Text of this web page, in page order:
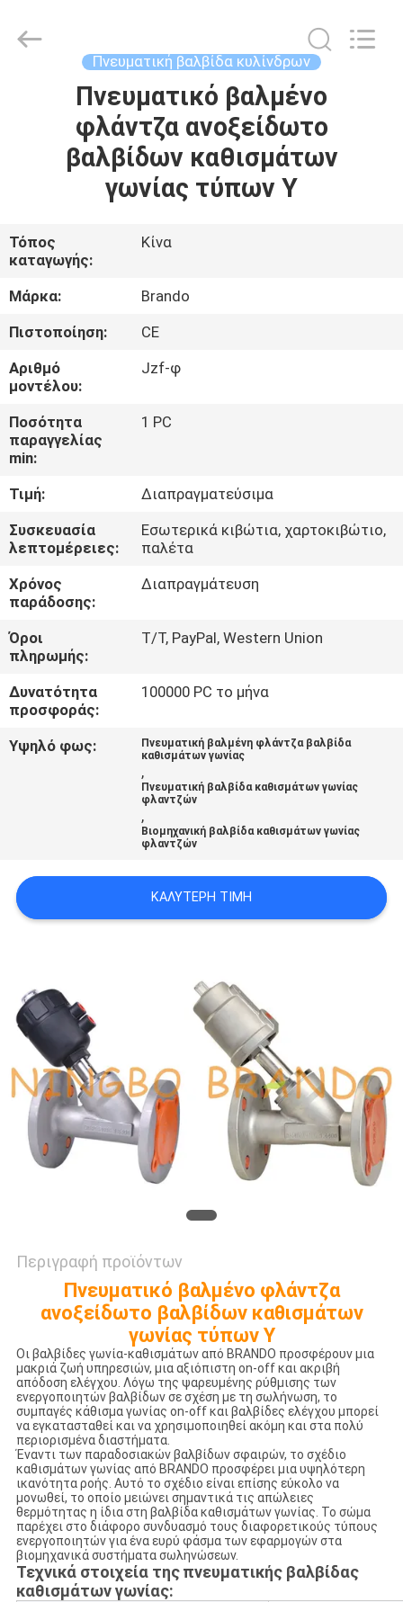
ΠΡΟΪΌΝΤΑ
ΜΕ
ΕΜΆΣ
ΕΠΙΣΚΈΨΕΙΣ
ΣΤΟ
ΕΡΓΟΣΤΆΣΙΟ
ΈΛΕΓΧΟΣ
ΠΟΙΌΤΗΤΑΣ
ΕΠΙΚΟΙΝΩΝΉΣΤΕ
ΜΑΖΊ
ΜΑΣ
ΖΗΤΉΣΤΕ
ΜΙΑ
ΠΡΟΣΦΟΡΆ
ΠΟΛΙΤΙΚΉ
Πνευματική βαλβίδα κυλίνδρων
Πνευματικό βαλμένο
φλάντζα ανοξείδωτο
βαλβίδων καθισμάτων
γωνίας τύπων Υ
Τόπος
καταγωγής:
Κίνα
Μάρκα:
Brando
Πιστοποίηση:
CE
Αριθμό
μοντέλου:
Jzf-φ
Ποσότητα
παραγγελίας
min:
1 PC
Τιμή:
Διαπραγματεύσιμα
Συσκευασία
λεπτομέρειες:
Εσωτερικά κιβώτια, χαρτοκιβώτιο,
παλέτα
Χρόνος
παράδοσης:
Διαπραγμάτευση
Όροι
πληρωμής:
T/T, PayPal, Western Union
Δυνατότητα
προσφοράς:
100000 PC το μήνα
Υψηλό φως:
Πνευματική βαλμένη φλάντζα βαλβίδα
καθισμάτων γωνίας
,
Πνευματική βαλβίδα καθισμάτων γωνίας
φλαντζών
,
Βιομηχανική βαλβίδα καθισμάτων γωνίας
φλαντζών
ΚΑΛΎΤΕΡΗ ΤΙΜΉ
Περιγραφή προϊόντων
Πνευματικό βαλμένο φλάντζα
ανοξείδωτο βαλβίδων καθισμάτων
γωνίας τύπων Υ
Οι βαλβίδες γωνία-καθισμάτων από BRANDO προσφέρουν μια
μακριά ζωή υπηρεσιών, μια αξιόπιστη on-off και ακριβή
απόδοση ελέγχου. Λόγω της ψαρευμένης ρύθμισης των
ενεργοποιητών βαλβίδων σε σχέση με τη σωλήνωση, το
συμπαγές κάθισμα γωνίας on-off και βαλβίδες ελέγχου μπορεί
να εγκατασταθεί και να χρησιμοποιηθεί ακόμη και στα πολύ
περιορισμένα διαστήματα.
Έναντι των παραδοσιακών βαλβίδων σφαιρών, το σχέδιο
καθισμάτων γωνίας από BRANDO προσφέρει μια υψηλότερη
ικανότητα ροής. Αυτό το σχέδιο είναι επίσης εύκολο να
μονωθεί, το οποίο μειώνει σημαντικά τις απώλειες
θερμότητας η ίδια στη βαλβίδα καθισμάτων γωνίας. Το σώμα
παρέχει στο διάφορο συνδυασμό τους διαφορετικούς τύπους
ενεργοποιητών για ένα ευρύ φάσμα των εφαρμογών στα
βιομηχανικά συστήματα σωληνώσεων.
Τεχνικά στοιχεία τηςπνευματικήςβαλβίδας
καθισμάτων γωνίας: